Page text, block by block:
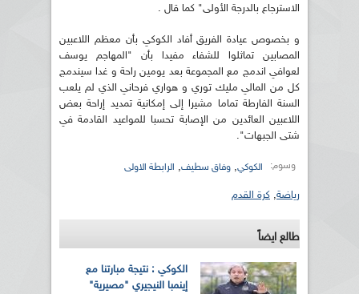
الاسترجاع بالدرجة الأولى" كما قال .
و بخصوص عيادة الفريق أفاد الكوكي بأن معظم اللاعبين
المصابين تماثلوا للشفاء مفيدا بأن "المهاجم يوسف
لعوافي اندمج مع المجموعة بعد يومين راحة و غدا سيندمج
كل من المالي مليك توري و هواري فرحاني الذي لم يلعب
السنة الفارطة تماما مشيرا إلى إمكانية تمديد إراحة بعض
اللاعبين العائدين من الإصابة تحسبا للمواعيد القادمة في
شتى الجبهات".
وسوم: الكوكي, وفاق سطيف, الرابطة الاولى
رياضة, كرة القدم
طالع ايضاً
الكوكي : نتيجة مبارتنا مع
إينمبا النيجيري "مصيرية"